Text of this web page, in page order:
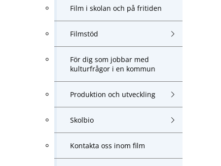
Film i skolan och på fritiden
Filmstöd
För dig som jobbar med
kulturfrågor i en kommun
Produktion och utveckling
Skolbio
Kontakta oss inom film